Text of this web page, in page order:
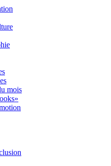
mois